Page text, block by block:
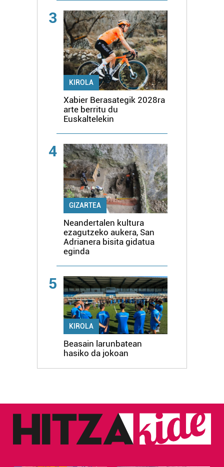
3
KIROLA
Xabier Berasategik 2028ra
arte berritu du
Euskaltelekin
4
GIZARTEA
Neandertalen kultura
ezagutzeko aukera, San
Adrianera bisita gidatua
eginda
5
KIROLA
Beasain larunbatean
hasiko da jokoan